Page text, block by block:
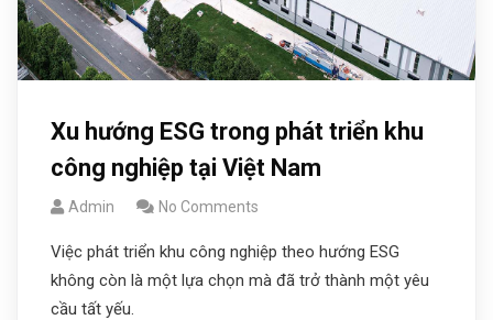
Xu hướng ESG trong phát triển khu
công nghiệp tại Việt Nam
Admin No Comments
Việc phát triển khu công nghiệp theo hướng ESG
không còn là một lựa chọn mà đã trở thành một yêu
cầu tất yếu.